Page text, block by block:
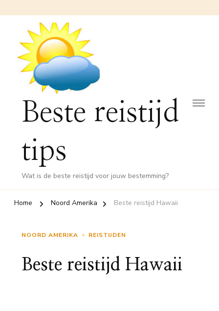
Beste reistijd
tips
Wat is de beste reistijd voor jouw bestemming?
Home Noord Amerika Beste reistijd Hawaii
NOORD AMERIKA REISTIJDEN
Beste reistijd Hawaii